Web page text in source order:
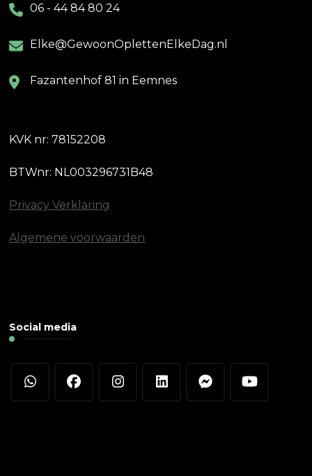
06 - 44 84 80 24
Elke@GewoonOplettenElkeDag.nl
Fazantenhof 81 in Eemnes
KVK nr: 78152208
BTWnr: NL003296731B48
Privacy Verklaring
Algemene voorwaarden
Social media